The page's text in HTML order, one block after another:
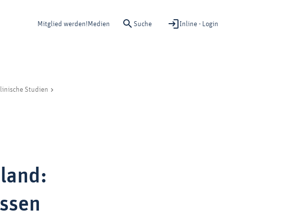
Mitglied werden! Medien Suche Inline - Login
Studien